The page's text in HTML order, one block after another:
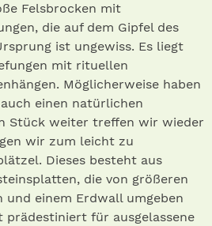
Felsbrocken mit
die auf dem Gipfel des
ist ungewiss. Es liegt
mit rituellen
Möglicherweise haben
einen natürlichen
Stück weiter treffen wir wieder
wir zum leicht zu
Dieses besteht aus
die von größeren
und einem Erdwall umgeben
prädestiniert für ausgelassene